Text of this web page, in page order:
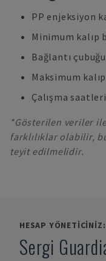
PP enjeksiyon
Minimum kalıp
Bağlantı
Maksimum
Çalışma
*Gösterilen veriler
farklılıklar olabilir,
teyit edilmelidir.
HESAP YÖNETICINIZ:
Sergi